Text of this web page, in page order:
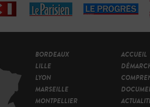
BORDEAUX
LILLE
LYON
MARSEILLE
MONTPELLIER
ACCUEIL